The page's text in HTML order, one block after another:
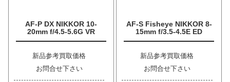
AF-P DX NIKKOR 10-
20mm f/4.5-5.6G VR
新品参考買取価格
お問合せ下さい
AF-S Fisheye NIKKOR 8-
15mm f/3.5-4.5E ED
新品参考買取価格
お問合せ下さい